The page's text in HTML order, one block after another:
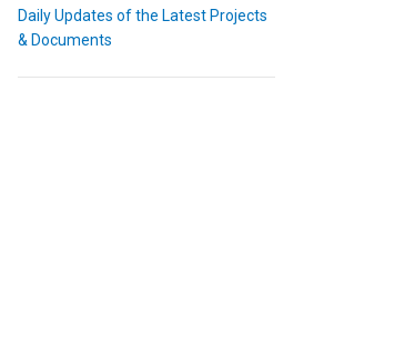
Daily Updates of the Latest Projects
& Documents